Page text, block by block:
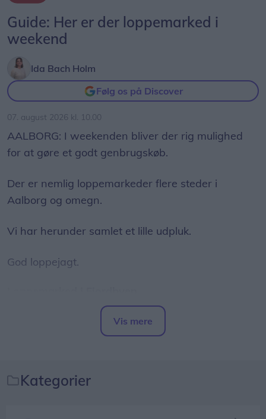
Guide: Her er der loppemarked i
weekend
Ida Bach Holm
Følg os på Discover
07. august 2026 kl. 10.00
AALBORG: I weekenden bliver der rig mulighed
for at gøre et godt genbrugskøb.
Der er nemlig loppemarkeder flere steder i
Aalborg og omegn.
Vi har herunder samlet et lille udpluk.
God loppejagt.
Traditionen tro forvandles Fjordbyen den anden
lørdag i august til et stort og hyggeligt
Her kan du købe andres guld fra gemmerne, og du
Vis mere
Kategorier